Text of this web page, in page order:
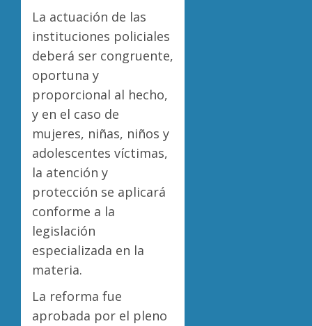
La actuación de las
instituciones policiales
deberá ser congruente,
oportuna y
proporcional al hecho,
y en el caso de
mujeres, niñas, niños y
adolescentes víctimas,
la atención y
protección se aplicará
conforme a la
legislación
especializada en la
materia.
La reforma fue
aprobada por el pleno